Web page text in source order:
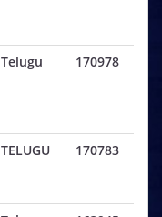
Telugu 170978
TELUGU 170783